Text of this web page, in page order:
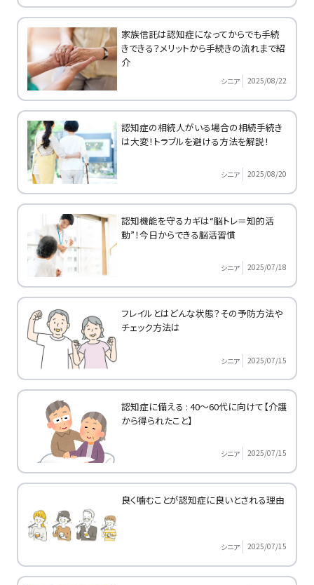
家族信託は認知症になってからでも手続
きできる？メリットから手続きの流れまで紹
介
シニア 2025/08/22
認知症の相続人がいる場合の相続手続き
は大変！トラブルを避ける方法を解説！
シニア 2025/08/20
認知機能を守るカギは“脳トレ＝知的活
動”！今日からできる脳活習慣
シニア 2025/07/18
フレイルとはどんな状態？その予防方法や
チェック方法は
シニア 2025/07/15
認知症に備える : 40～60代に向けて【介護
から得られたこと】
シニア 2025/07/15
良く噛むことが認知症に良いとされる理由
シニア 2025/07/15